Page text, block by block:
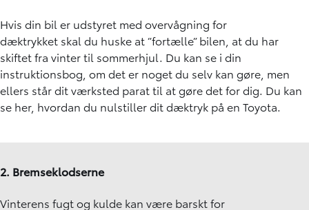
Hvis din bil er udstyret med overvågning for
dæktrykket skal du huske at ”fortælle” bilen, at du har
skiftet fra vinter til sommerhjul. Du kan se i din
instruktionsbog, om det er noget du selv kan gøre, men
ellers står dit værksted parat til at gøre det for dig. Du kan
se her, hvordan du nulstiller dit dæktryk på en Toyota.
2. Bremseklodserne
Vinterens fugt og kulde kan være barskt for